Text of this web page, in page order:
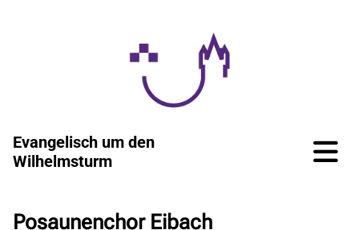
Evangelisch um den
Wilhelmsturm
Posaunenchor Eibach